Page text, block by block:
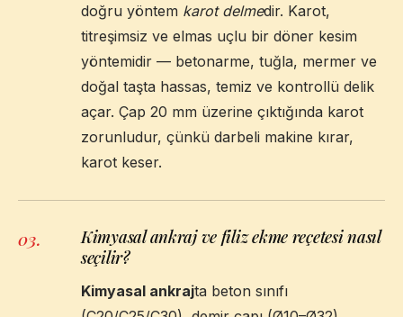
doğru yöntem karot delmedir. Karot,
titreşimsiz ve elmas uçlu bir döner kesim
yöntemidir — betonarme, tuğla, mermer ve
doğal taşta hassas, temiz ve kontrollü delik
açar. Çap 20 mm üzerine çıktığında karot
zorunludur, çünkü darbeli makine kırar,
karot keser.
03.
Kimyasal ankraj ve filiz ekme reçetesi nasıl
seçilir?
Kimyasal ankrajta beton sınıfı